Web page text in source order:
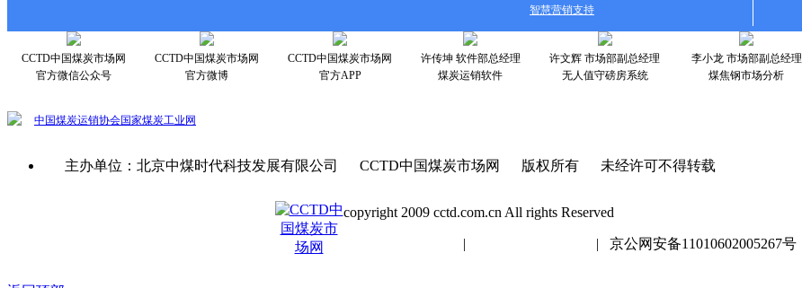
智慧营销支持
CCTD中国煤炭市场网
官方微信公众号
CCTD中国煤炭市场网
官方微博
CCTD中国煤炭市场网
官方APP
许传坤 软件部总经理
煤炭运销软件
许文辉 市场部副总经理
无人值守磅房系统
李小龙 市场部副总经理
煤焦钢市场分析
中国煤炭运销协会国家煤炭工业网
主办单位：北京中煤时代科技发展有限公司 CCTD中国煤炭市场网 版权所有 未经许可不得转载
copyright 2009 cctd.com.cn All rights Reserved
| | 京公网安备11010602005267号